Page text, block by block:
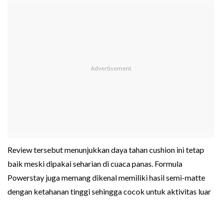
Review tersebut menunjukkan daya tahan cushion ini tetap
baik meski dipakai seharian di cuaca panas. Formula
Powerstay juga memang dikenal memiliki hasil semi-matte
dengan ketahanan tinggi sehingga cocok untuk aktivitas luar